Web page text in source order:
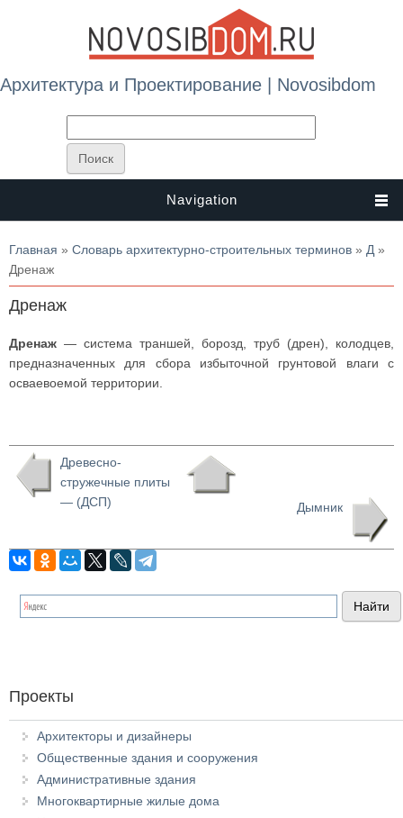
Архитектура и Проектирование | Novosibdom
Navigation
Вы здесь
Главная » Словарь архитектурно-строительных терминов » Д »
Дренаж
Дренаж
Дренаж — система траншей, борозд, труб (дрен), колодцев,
предназначенных для сбора избыточной грунтовой влаги с
осваевоемой территории.
Древесно-
стружечные плиты
— (ДСП)
Дымник
Проекты
Архитекторы и дизайнеры
Общественные здания и сооружения
Административные здания
Многоквартирные жилые дома